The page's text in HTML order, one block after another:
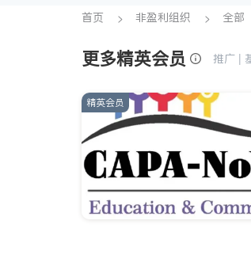
首页 非盈利组织 全部
更多精英会员 推广 |
精英会员